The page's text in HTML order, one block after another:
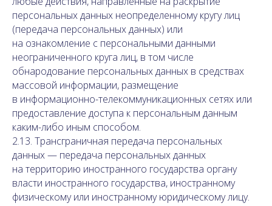
персональных данных неопределенному кругу лиц
(передача персональных данных) или
на ознакомление с персональными данными
неограниченного круга лиц, в том числе
обнародование персональных данных в средствах
массовой информации, размещение
в информационно-телекоммуникационных сетях или
предоставление доступа к персональным данным
каким-либо иным способом.
2.13. Трансграничная передача персональных
данных — передача персональных данных
на территорию иностранного государства органу
власти иностранного государства, иностранному
физическому или иностранному юридическому лицу.